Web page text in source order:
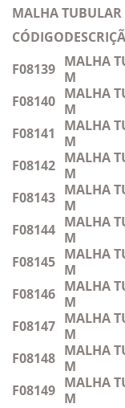
MALHA TUBULAR
CÓDIGO
F08139 MALHA
M
F08140 MALHA
M
F08141
MALHA
M
F08142 MALHA
M
F08143 MALHA
M
F08144 MALHA
M
F08145 MALHA
M
F08146 MALHA
M
F08147 MALHA
M
F08148 MALHA
M
F08149 MALHA
M